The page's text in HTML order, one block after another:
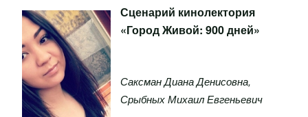
Сценарий кинолектория
«Город Живой: 900 дней»
Саксман Диана Денисовна,
Срыбных Михаил Евгеньевич